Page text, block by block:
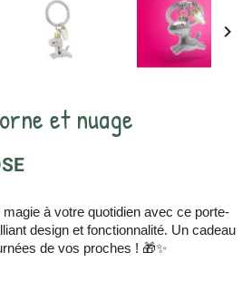

et nuage
à votre quotidien avec ce porte-
design et fonctionnalité. Un cadeau
de vos proches ! 🎁✨